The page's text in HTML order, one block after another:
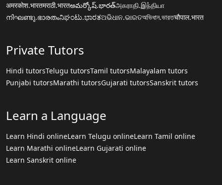
अमरकोश.भारतमराठी.भारतఅమర్కోష్.భారత్அகராதி.இந்தியா
നിഘണ്ടു.ഭാരതംನಿಘಂಟು.ಭಾರತଅଭିଧାନ.ଭାରତঅভিধান.ভারতचौपाल.भारत
Private Tutors
Hindi tutorsTelugu tutorsTamil tutorsMalayalam tutors
Punjabi tutorsMarathi tutorsGujarati tutorsSanskrit tutors
Learn a Language
Learn Hindi onlineLearn Telugu onlineLearn Tamil online
Learn Marathi onlineLearn Gujarati online
Learn Sanskrit online